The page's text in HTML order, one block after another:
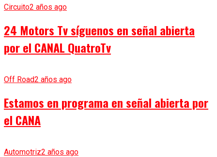
Circuito2 años ago
24 Motors Tv síguenos en señal abierta
por el CANAL QuatroTv
Off Road2 años ago
Estamos en programa en señal abierta por
el CANA
Automotriz2 años ago